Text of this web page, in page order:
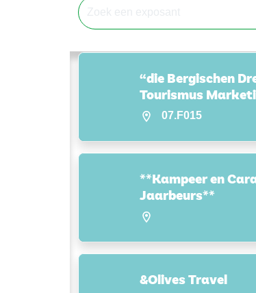
“die Bergischen
Tourismus
07.F015
**Kampeer en
Jaarbeurs**
&Olives Travel